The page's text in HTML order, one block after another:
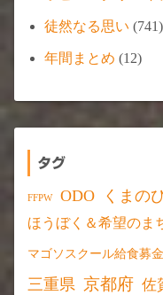
徒然なる思い (741)
年間まとめ (12)
タグ
FFPW ODO くまの
ほうぼく＆希望のま
マゴソスクール給食募金
三重県 京都府 佐